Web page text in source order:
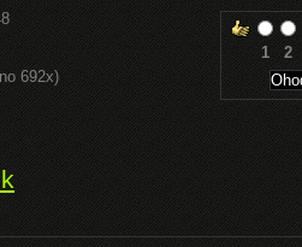
692x)
1 2